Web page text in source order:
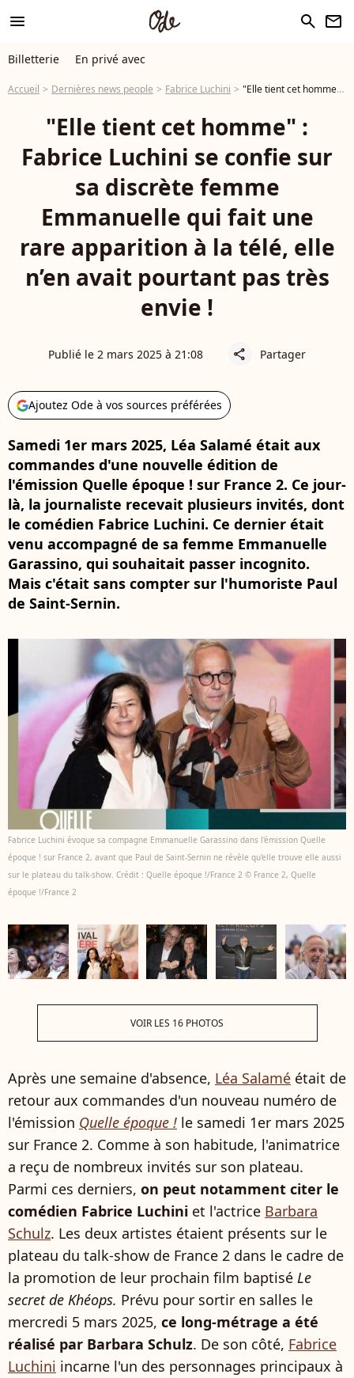
menu search newsletter
Billetterie En privé avec
Accueil Dernières news people Fabrice Luchini "Elle tient cet homme" : Fabrice Luchini se confie sur sa discrète femme Emmanuelle qui fait une rare apparition à la télé, elle n’en avait pourtant pas très envie !
"Elle tient cet homme" :
Fabrice Luchini se confie sur
sa discrète femme
Emmanuelle qui fait une
rare apparition à la télé, elle
n’en avait pourtant pas très
envie !
Publié le 2 mars 2025 à 21:08 share Partager
Ajoutez Ode à vos sources préférées
Samedi 1er mars 2025, Léa Salamé était aux
commandes d'une nouvelle édition de
l'émission Quelle époque ! sur France 2. Ce jour-
là, la journaliste recevait plusieurs invités, dont
le comédien Fabrice Luchini. Ce dernier était
venu accompagné de sa femme Emmanuelle
Garassino, qui souhaitait passer incognito.
Mais c'était sans compter sur l'humoriste Paul
de Saint-Sernin.
Fabrice Luchini évoque sa compagne Emmanuelle Garassino dans l'émission Quelle
époque ! sur France 2, avant que Paul de Saint-Sernin ne révèle qu'elle trouve elle aussi
sur le plateau du talk-show. Crédit : Quelle époque !/France 2 © France 2, Quelle
époque !/France 2
VOIR LES 16 PHOTOS
Après une semaine d'absence, Léa Salamé était de
retour aux commandes d'un nouveau numéro de
l'émission Quelle époque ! le samedi 1er mars 2025
sur France 2. Comme à son habitude, l'animatrice
a reçu de nombreux invités sur son plateau.
Parmi ces derniers, on peut notamment citer le
comédien Fabrice Luchini et l'actrice Barbara
Schulz. Les deux artistes étaient présents sur le
plateau du talk-show de France 2 dans le cadre de
la promotion de leur prochain film baptisé Le
secret de Khéops. Prévu pour sortir en salles le
mercredi 5 mars 2025, ce long-métrage a été
réalisé par Barbara Schulz. De son côté, Fabrice
Luchini incarne l'un des personnages principaux à